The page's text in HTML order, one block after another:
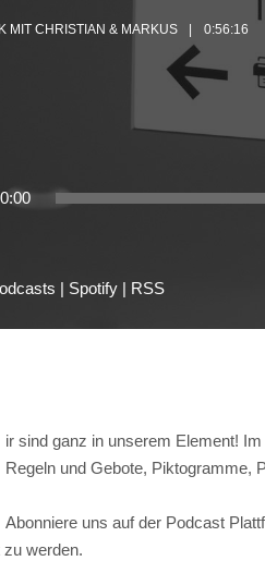
MIT CHRISTIAN & MARKUS 0:56:16
| Spotify| RSS
ir sind ganz in unserem Element!
Regeln und Gebote, Piktogramme,
Abonniere uns auf der Podcast
werden.